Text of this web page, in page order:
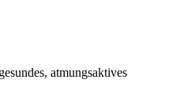
atmungsaktives